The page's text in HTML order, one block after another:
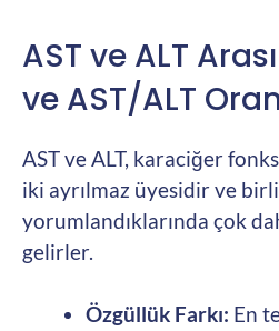
AST ve ALT
ve AST/ALT
AST ve ALT, karaciğer
iki ayrılmaz üyesidir ve
yorumlandıklarında çok
gelirler.
Özgüllük Farkı: En